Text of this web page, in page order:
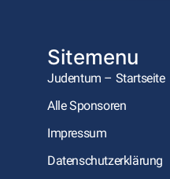
Sitemenu
Judentum – Startseite
Alle Sponsoren
Impressum
Datenschutzerklärung